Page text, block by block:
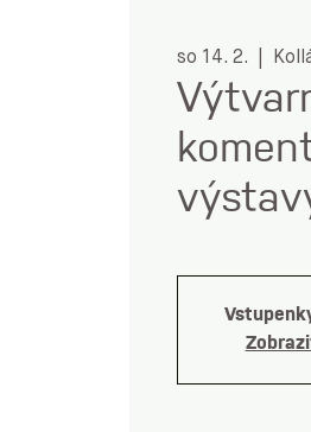
so 14. 2.